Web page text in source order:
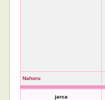
Nahoru
jarca